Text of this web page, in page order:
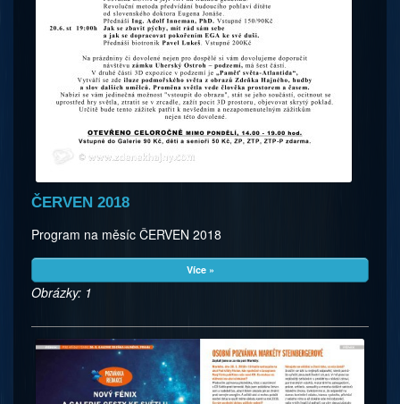
ČERVEN 2018
Program na měsíc ČERVEN 2018
Více »
Obrázky: 1